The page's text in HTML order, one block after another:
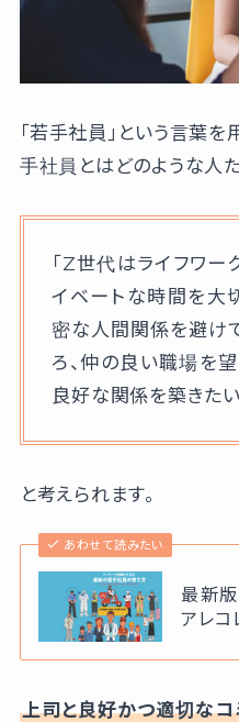
「若手社員」という言葉を
手社員とはどのような人た
「Z世代はライフワー
イベートな時間を大
密な人間関係を避け
ろ、仲の良い職場を
良好な関係を築きたい
と考えられます。
あわせて読みたい
最新
アレコ
上司と良好かつ適切なコ